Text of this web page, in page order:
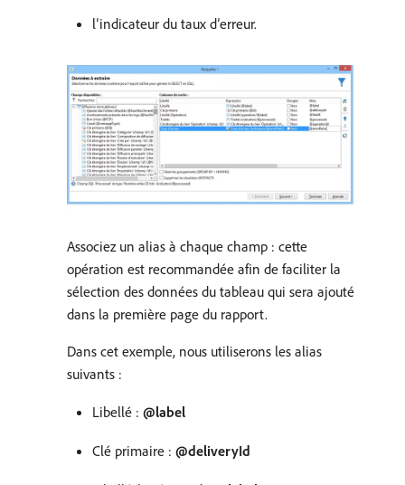
l’indicateur du taux d’erreur.
Associez un alias à chaque champ : cette
opération est recommandée afin de faciliter la
sélection des données du tableau qui sera ajouté
dans la première page du rapport.
Dans cet exemple, nous utiliserons les alias
suivants :
Libellé : @label
Clé primaire : @deliveryId